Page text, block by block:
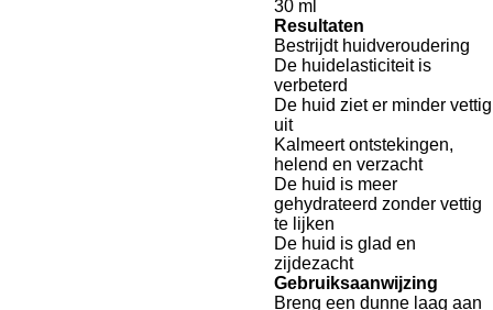
30 ml
Resultaten
Bestrijdt huidveroudering
De huidelasticiteit is
verbeterd
De huid ziet er minder vettig
uit
Kalmeert ontstekingen,
helend en verzacht
De huid is meer
gehydrateerd zonder vettig
te lijken
De huid is glad en
zijdezacht
Gebruiksaanwijzing
Breng een dunne laag aan